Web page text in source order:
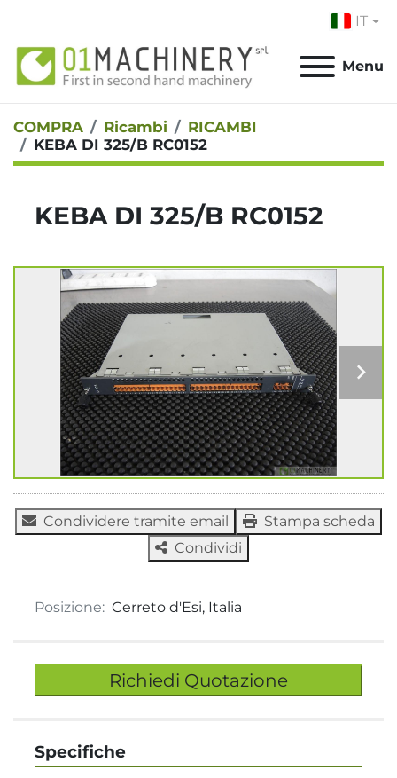
IT
Menu
COMPRA Ricambi
RICAMBI
KEBA DI 325/B RC0152
KEBA DI 325/B RC0152
Condividere tramite email
Stampa scheda
Condividi
Posizione: Cerreto d'Esi, Italia
Richiedi Quotazione
Specifiche